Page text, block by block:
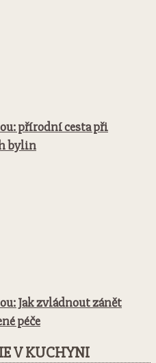
přírodní cesta při
bylin
Jak zvládnout zánět
péče
V KUCHYNI